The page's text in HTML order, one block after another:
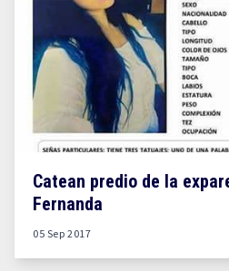
Catean predio de la
Fernanda
05 Sep 2017